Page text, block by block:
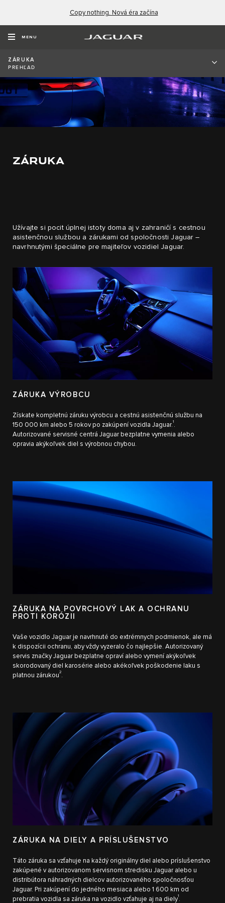
Copy nothing. Nová éra začína
MENU
ZÁRUKA
PREHĽAD
ZÁRUKA
Užívajte si pocit úplnej istoty doma aj v zahraničí s cestnou
asistenčnou službou a zárukami od spoločnosti Jaguar –
navrhnutými špeciálne pre majiteľov vozidiel Jaguar.
ZÁRUKA VÝROBCU
Získate kompletnú záruku výrobcu a cestnú asistenčnú službu na
150 000 km alebo 5 rokov po zakúpení vozidla Jaguar.1.
Autorizované servisné centrá Jaguar bezplatne vymenia alebo
opravia akýkoľvek diel s výrobnou chybou.
ZÁRUKA NA POVRCHOVÝ LAK A OCHRANU
PROTI KORÓZII
Vaše vozidlo Jaguar je navrhnuté do extrémnych podmienok, ale má
k dispozícii ochranu, aby vždy vyzeralo čo najlepšie. Autorizovaný
servis značky Jaguar bezplatne opraví alebo vymení akýkoľvek
skorodovaný diel karosérie alebo akékoľvek poškodenie laku s
platnou zárukou2.
ZÁRUKA NA DIELY A PRÍSLUŠENSTVO
Táto záruka sa vzťahuje na každý originálny diel alebo príslušenstvo
zakúpené v autorizovanom servisnom stredisku Jaguar alebo u
distribútora náhradných dielcov autorizovaného spoločnosťou
Jaguar. Pri zakúpení do jedného mesiaca alebo 1 600 km od
prebratia vozidla sa záruka na vozidlo vzťahuje aj na diely1.